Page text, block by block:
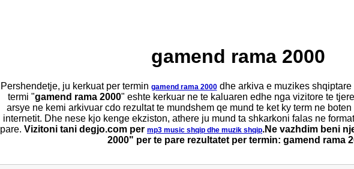
gamend rama 2000
Pershendetje, ju kerkuat per termin gamend rama 2000dhe arkiva e muzikes
termi "gamend rama 2000" eshte kerkuar ne te kaluaren edhe nga vizitore te
arsye ne kemi arkivuar cdo rezultat te mundshem qe mund te ket ky term ne
internetit. Dhe nese kjo kenge ekziston, athere ju mund ta shkarkoni falas ne
pare. Vizitoni tani degjo.com per mp3 music shqip dhe muzik shqip.Ne vazhdim beni
2000" per te pare rezultatet per termin: gamend rama